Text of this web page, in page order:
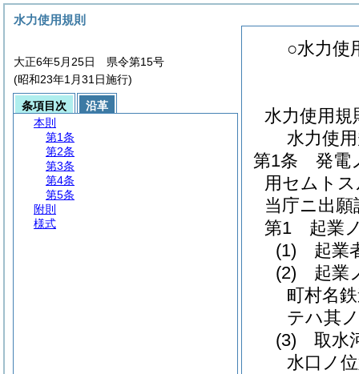
○水力使
水力使用規
水力使
第1条
発電
用セムト
当庁ニ出
第1 起業
(1) 起業
(2) 起業
町村名
テハ其
(3) 取水
水口ノ
水力使用規則
大正6年5月25日 県令第15号
(昭和23年1月31日施行)
条項目次
沿革
本則
第1条
第2条
第3条
第4条
第5条
附則
様式